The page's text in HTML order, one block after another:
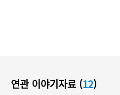
연관 이야기자료 (12)